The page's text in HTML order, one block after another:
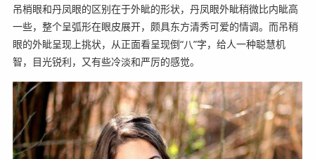
吊梢眼和丹凤眼的区别在于外眦的形状，丹凤眼外眦稍微比内眦高
一些，整个呈弧形在眼皮展开，颇具东方清秀可爱的情调。而吊稍
眼的外眦呈现上挑状，从正面看呈现倒“八”字，给人一种聪慧机
智，目光锐利，又有些冷淡和严厉的感觉。